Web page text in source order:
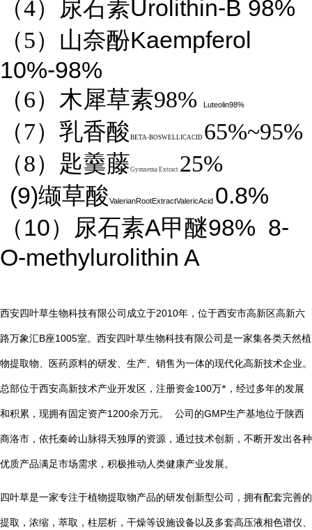
（4） 尿石素Urolithin-B 98%
（5）山奈酚Kaempferol
10%-98%
（6）木犀草素98% Luteolin98%
（7）乳香酸 BETA-BOSWELLICACID 65%~95%
（8）匙羹藤Gymnema Extract 25%
(9)缬草酸ValerianRootExtractValericAcid 0.8%
（10）尿石素A甲醚98% 8-
O-methylurolithin A
西安四叶草生物科技有限公司成立于2010年，位于西安市高新区高新六
路万象汇B座1005室。西安四叶草生物科技有限公司是一家集各类天然植
物提取物、医药原料的研发、生产、销售为一体的现代化高新技术企业。
总部位于西安高新技术产业开发区，注册资金100万*，经过多年的发展
和积累，现拥有固定资产1200余万元。 公司的GMP生产基地位于陕西
商洛市，依托秦岭山脉得天独厚的资源，通过技术创新，不断开发出各种
优质产品满足市场需求，积极推动人类健康产业发展。
四叶草是一家专注于植物提取物产品的研发创新型公司，拥有配套完善的
提取，浓缩，萃取，柱层析，干燥等设施设备以及多套高压液相色谱仪、